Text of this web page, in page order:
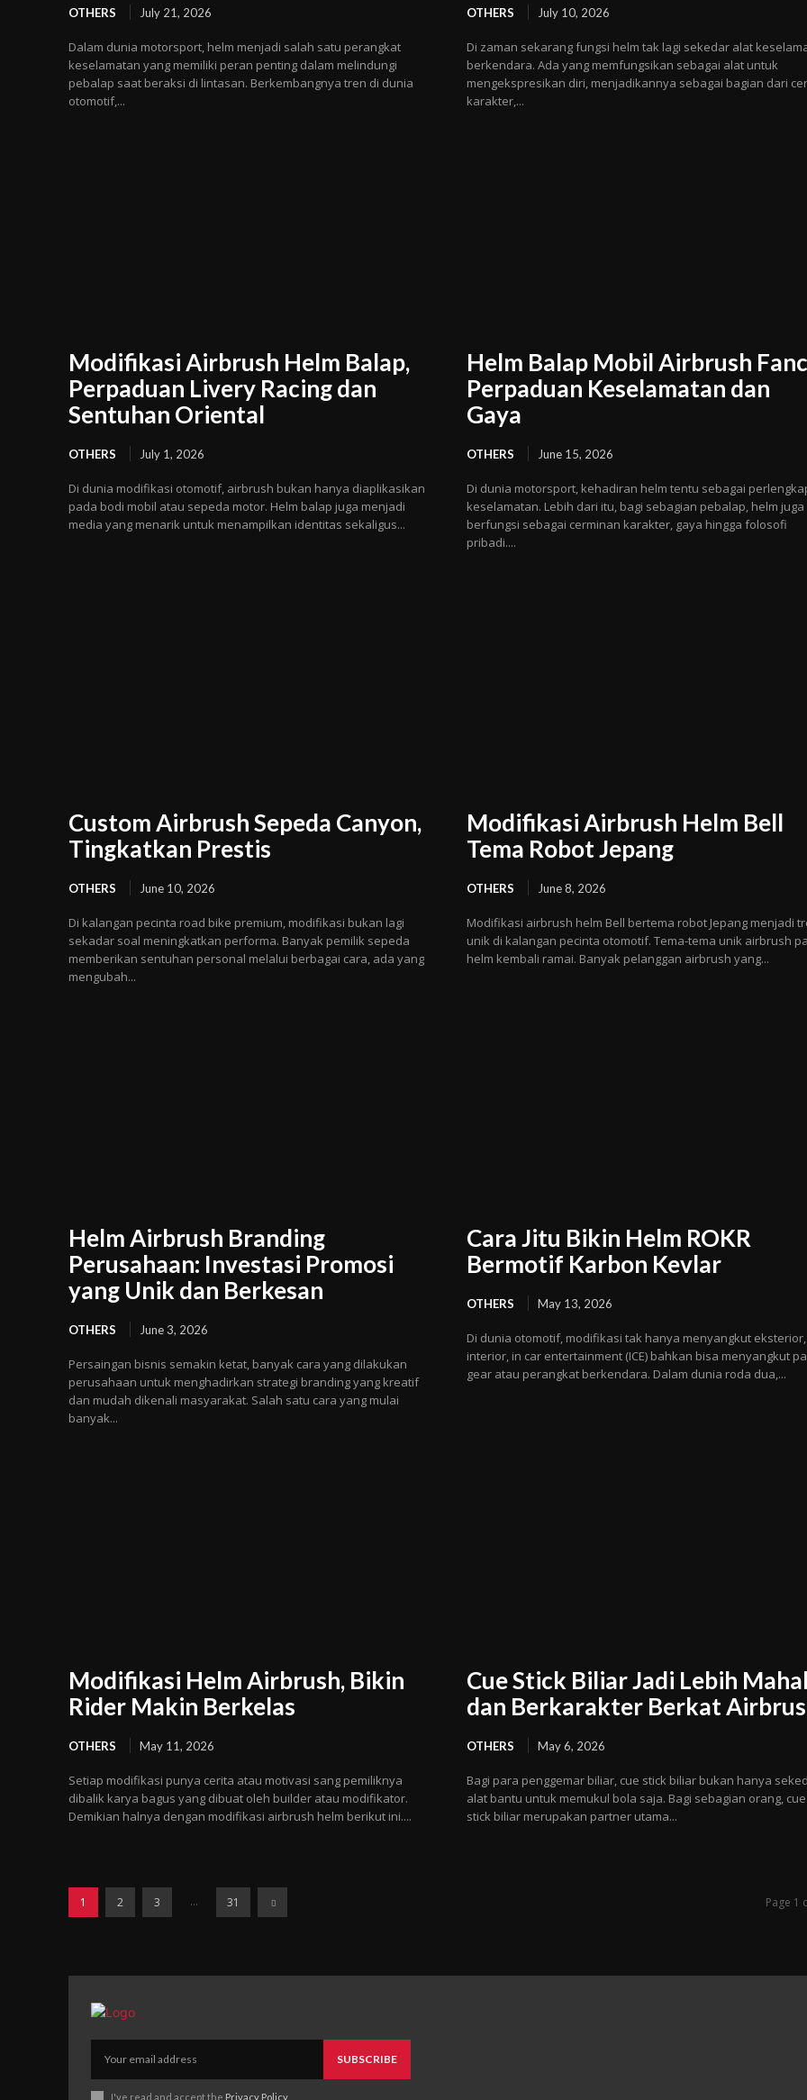
OTHERS July 21, 2026
Dalam dunia motorsport, helm menjadi salah satu perangkat
keselamatan yang memiliki peran penting dalam melindungi
pebalap saat beraksi di lintasan. Berkembangnya tren di dunia
otomotif,...
OTHERS July 10, 2026
Di zaman sekarang fungsi helm tak lagi sekedar alat
berkendara. Ada yang memfungsikan sebagai alat untuk
mengekspresikan diri, menjadikannya sebagai bagian dari
karakter,...
Modifikasi Airbrush Helm Balap,
Perpaduan Livery Racing dan
Sentuhan Oriental
OTHERS July 1, 2026
Di dunia modifikasi otomotif, airbrush bukan hanya diaplikasikan
pada bodi mobil atau sepeda motor. Helm balap juga menjadi
media yang menarik untuk menampilkan identitas sekaligus...
Helm Balap Mobil Airbrush
Perpaduan Keselamatan dan
Gaya
OTHERS June 15, 2026
Di dunia motorsport, kehadiran helm tentu sebagai
keselamatan. Lebih dari itu, bagi sebagian pebalap, helm juga
berfungsi sebagai cerminan karakter, gaya hingga folosofi
pribadi....
Custom Airbrush Sepeda Canyon,
Tingkatkan Prestis
OTHERS June 10, 2026
Di kalangan pecinta road bike premium, modifikasi bukan lagi
sekadar soal meningkatkan performa. Banyak pemilik sepeda
memberikan sentuhan personal melalui berbagai cara, ada yang
mengubah...
Modifikasi Airbrush Helm Bell
Tema Robot Jepang
OTHERS June 8, 2026
Modifikasi airbrush helm Bell bertema robot Jepang menjadi
unik di kalangan pecinta otomotif. Tema-tema unik airbrush
helm kembali ramai. Banyak pelanggan airbrush yang...
Helm Airbrush Branding
Perusahaan: Investasi Promosi
yang Unik dan Berkesan
OTHERS June 3, 2026
Persaingan bisnis semakin ketat, banyak cara yang dilakukan
perusahaan untuk menghadirkan strategi branding yang kreatif
dan mudah dikenali masyarakat. Salah satu cara yang mulai
banyak...
Cara Jitu Bikin Helm ROKR
Bermotif Karbon Kevlar
OTHERS May 13, 2026
Di dunia otomotif, modifikasi tak hanya menyangkut eksterior,
interior, in car entertainment (ICE) bahkan bisa menyangkut
gear atau perangkat berkendara. Dalam dunia roda dua,...
Modifikasi Helm Airbrush, Bikin
Rider Makin Berkelas
OTHERS May 11, 2026
Setiap modifikasi punya cerita atau motivasi sang pemiliknya
dibalik karya bagus yang dibuat oleh builder atau modifikator.
Demikian halnya dengan modifikasi airbrush helm berikut ini....
Cue Stick Biliar Jadi Lebih
dan Berkarakter Berkat
OTHERS May 6, 2026
Bagi para penggemar biliar, cue stick biliar bukan hanya
alat bantu untuk memukul bola saja. Bagi sebagian orang, cue
stick biliar merupakan partner utama...
1 2 3 ... 31 Page 1
SUBSCRIBE
I've read and accept the Privacy Policy.